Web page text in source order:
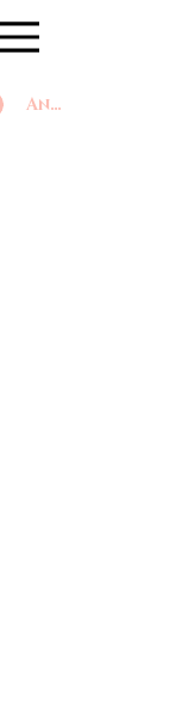
Anmelden